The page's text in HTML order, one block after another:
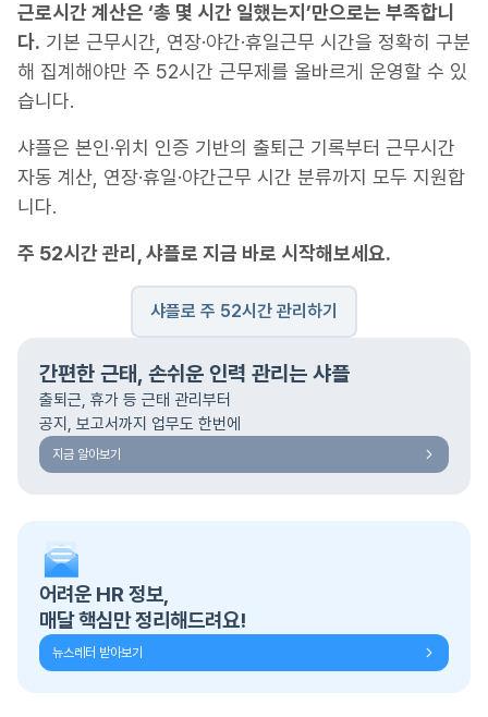
근로시간 계산은 ‘총 몇 시간 일했는지’만으로는 부족합니
다. 기본 근무시간, 연장·야간·휴일근무 시간을 정확히 구분
해 집계해야만 주 52시간 근무제를 올바르게 운영할 수 있
습니다.
샤플은 본인·위치 인증 기반의 출퇴근 기록부터 근무시간
자동 계산, 연장·휴일·야간근무 시간 분류까지 모두 지원합
니다.
주 52시간 관리, 샤플로 지금 바로 시작해보세요.
샤플로 주 52시간 관리하기
간편한 근태, 손쉬운 인력 관리는 샤플
출퇴근, 휴가 등 근태 관리부터
공지, 보고서까지 업무도 한번에
지금 알아보기
어려운 HR 정보,
매달 핵심만 정리해드려요!
뉴스레터 받아보기